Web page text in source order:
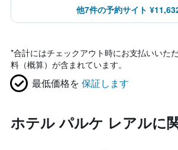
他7件の予約サイト
*合計にはチェックアウト時にお支払いいた
料（概算）が含まれています。
最低価格を 保証します
ホテル パルケ レアルに